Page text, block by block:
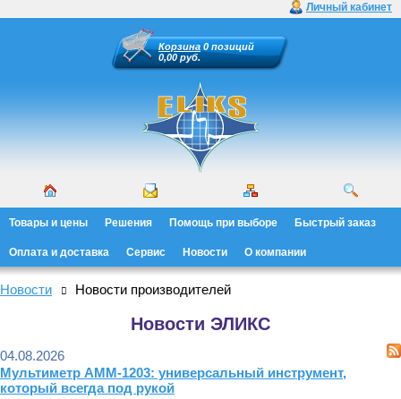
Личный кабинет
Корзина 0 позиций
0,00 руб.
Товары и цены Решения Помощь при выборе Быстрый заказ
Оплата и доставка Сервис Новости О компании
Новости Новости производителей
Новости ЭЛИКС
04.08.2026
Мультиметр АММ-1203: универсальный инструмент,
который всегда под рукой